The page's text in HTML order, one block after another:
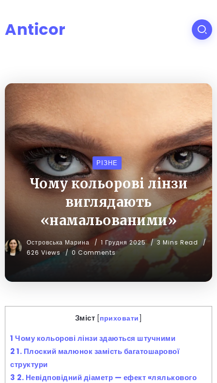
Anticor
РІЗНЕ
Чому кольорові лінзи
виглядають
«намальованими»
Островська Марина 1 Грудня 2025
3 Mins Read
626 Views
0 Comments
Зміст [приховати ]
1 Чому кольорові лінзи здаються штучними
21. Плоский малюнок замість багатошарової
структури
3 2. Невідповідний діаметр — ефект «лялькового